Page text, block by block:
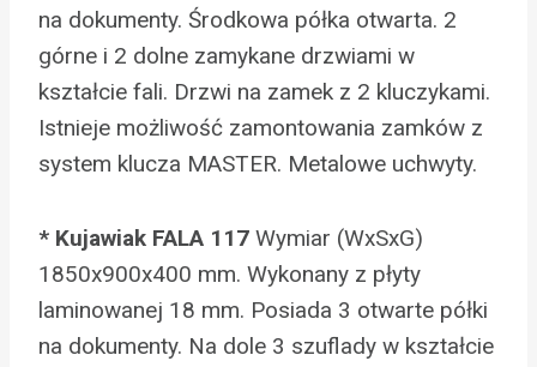
na dokumenty. Środkowa półka otwarta. 2
górne i 2 dolne zamykane drzwiami w
kształcie fali. Drzwi na zamek z 2 kluczykami.
Istnieje możliwość zamontowania zamków z
system klucza MASTER. Metalowe uchwyty.
* Kujawiak FALA 117 Wymiar (WxSxG)
1850x900x400 mm. Wykonany z płyty
laminowanej 18 mm. Posiada 3 otwarte półki
na dokumenty. Na dole 3 szuflady w kształcie